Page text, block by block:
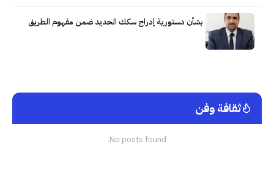
بشأن دستورية إدراج سكك الحديد ضمن مفهوم الطريق
ثقافة وفن
No posts found.